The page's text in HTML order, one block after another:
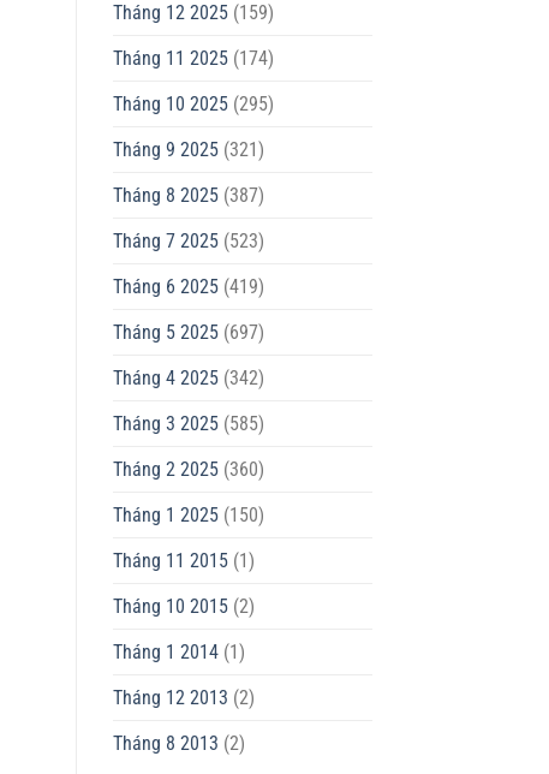
Tháng 12 2025(159)
Tháng 11 2025(174)
Tháng 10 2025(295)
Tháng 9 2025(321)
Tháng 8 2025(387)
Tháng 7 2025(523)
Tháng 6 2025(419)
Tháng 5 2025(697)
Tháng 4 2025(342)
Tháng 3 2025(585)
Tháng 2 2025(360)
Tháng 1 2025(150)
Tháng 11 2015(1)
Tháng 10 2015(2)
Tháng 1 2014(1)
Tháng 12 2013 (2)
Tháng 8 2013 (2)